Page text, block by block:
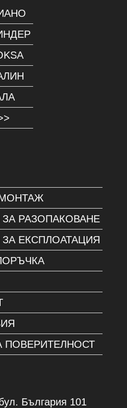
РАЗОПАКОВАНЕ
ЕКСПЛОАТАЦИЯ
ПОВЕРИТЕЛНОСТ
България 101